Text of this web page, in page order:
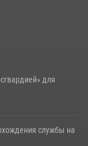
для
службы на